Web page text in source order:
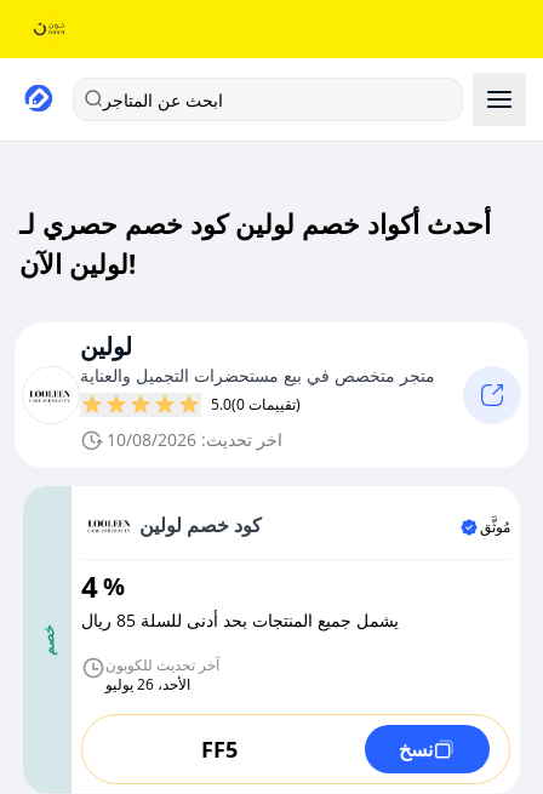
ابحث عن المتاجر
أحدث أكواد خصم لولين كود خصم حصري لـ
لولين الآن!
لولين
متجر متخصص في بيع مستحضرات التجميل والعناية
5.0 (0 تقييمات)
اخر تحديث: 10/08/2026
خصم
كود خصم لولين مُوثَّق
4%
يشمل جميع المنتجات بحد أدنى للسلة 85 ريال
آخر تحديث للكوبون
الأحد، 26 يوليو
FF5 نسخ